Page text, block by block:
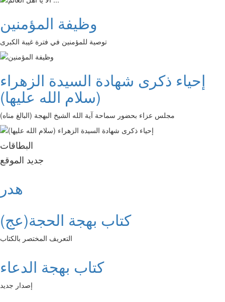
وظيفة المؤمنين
توصية للمؤمنين في فترة غيبة الكبرى
إحياء ذكرى شهادة السيدة الزهراء
(سلام الله عليها)
مجلس عزاء بحضور سماحة آية الله الشيخ البهجة (البالغ مناه)
البطاقات
جديد الموقع
هدر
كتاب بهجة الحجة(عج)
التعريف المختصر بالكتاب
كتاب بهجة الدعاء
إصدار جديد